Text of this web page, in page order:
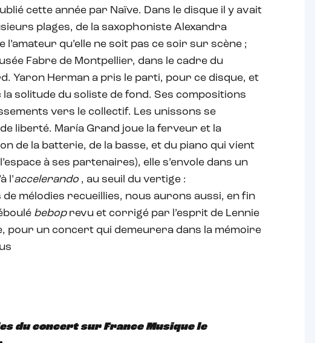
cette année par Naïve. Dans le disque il y avait
plages, de la saxophoniste Alexandra
qu’elle ne soit pas ce soir sur scène ;
Fabre de Montpellier, dans le cadre du
Yaron Herman a pris le parti, pour ce disque, et
solitude du soliste de fond. Ses compositions
vers le collectif. Les unissons se
liberté. María Grand joue la ferveur et la
de la batterie, de la basse, et du piano qui vient
à ses partenaires), elle s’envole dans un
l’accelerando, au seuil du vertige :
mélodies recueillies, nous aurons aussi, en fin
beboprevu et corrigé par l’esprit de Lennie
pour un concert qui demeurera dans la mémoire
du concert sur France Musique le